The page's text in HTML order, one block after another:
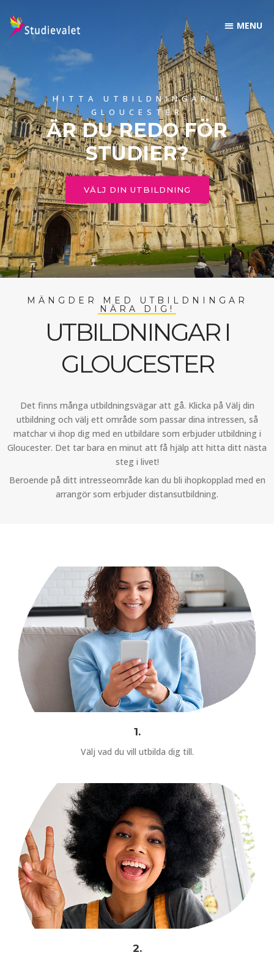
HITTA UTBILDNINGAR I
GLOUCESTER
ÄR DU REDO FÖR
STUDIER?
VÄLJ DIN UTBILDNING
MÄNGDER MED UTBILDNINGAR
NÄRA DIG!
UTBILDNINGAR I
GLOUCESTER
Det finns många utbildningsvägar att gå. Klicka på Välj din
utbildning och välj ett område som passar dina intressen, så
matchar vi ihop dig med en utbildare som erbjuder utbildning i
Gloucester. Det tar bara en minut att få hjälp att hitta ditt nästa
steg i livet!
Beroende på ditt intresseområde kan du bli ihopkopplad med en
arrangör som erbjuder distansutbildning.
1.
Välj vad du vill utbilda dig till.
2.